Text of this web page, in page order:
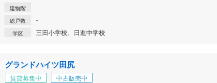
建物階 -
総戸数 -
学区 三田小学校、日進中学校
グランドハイツ田尻
賃貸募集中 中古販売中